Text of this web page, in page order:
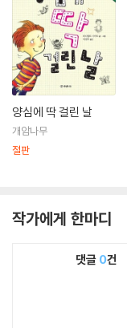
양심에 딱 걸린 날
개암나무
절판
작가에게 한마디
댓글 0건